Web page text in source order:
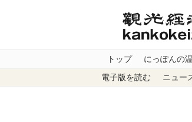
トップ にっぽんの
電子版を読む ニュー